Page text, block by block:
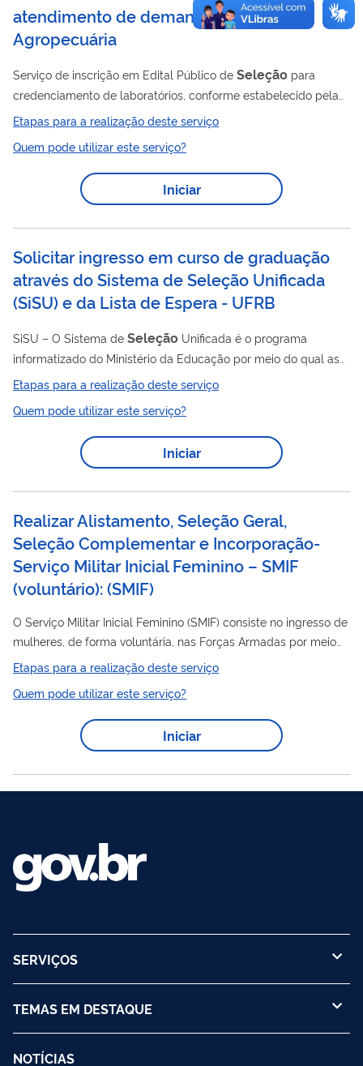
atendimento de demandas da Defesa
Agropecuária
Serviço de inscrição em Edital Público de Seleção para
credenciamento de laboratórios, conforme estabelecido pela
Portaria MAPA nº 747, de 23 de dezembro de 2024, aos
laboratórios públicos e privados que visam atender de forma
complementar às demandas das ações de fiscalização do
SUASA, do SISBI ou do Ministério da Agricultura e Pecuária.
Etapas para a realização deste serviço
Quem pode utilizar este serviço?
Iniciar
Solicitar ingresso em curso de graduação
através do Sistema de Seleção Unificada
(SiSU) e da Lista de Espera - UFRB
SiSU – O Sistema de Seleção Unificada é o programa
informatizado do Ministério da Educação por meio do qual as
instituições públicas de ensino superior oferecem vagas a
candidatos participantes do Exame Nacional do Ensino Médio
(Enem). Após a chamada regular do processo seletivo, o Sisu
disponibilizará às instituições participantes uma Lista de
Espera a ser utilizada prioritariamente para preenchimento das
de Espera do SiSU, o...
Etapas para a realização deste serviço
Quem pode utilizar este serviço?
Iniciar
Realizar Alistamento, Seleção Geral,
Seleção Complementar e Incorporação-
Serviço Militar Inicial Feminino – SMIF
(voluntário):(SMIF)
O Serviço Militar Inicial Feminino (SMIF) consiste no ingresso de
mulheres, de forma voluntária, nas Forças Armadas por meio
do alistamento militar. A primeira fase é o alistamento, seguido
fim, a incorporação em alguma organização militar. O
alistamento poderá ser online ou presencial, somente no
período compreendido entre 1º janeiro e 30 de junho do ano
incorporada às Forças...
Etapas para a realização deste serviço
Quem pode utilizar este serviço?
Iniciar
SERVIÇOS
TEMAS EM DESTAQUE
NOTÍCIAS